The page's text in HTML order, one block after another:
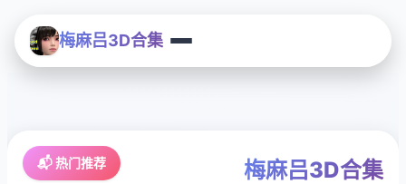
梅麻吕3D合集
📬 热门推荐 梅麻吕3D合集